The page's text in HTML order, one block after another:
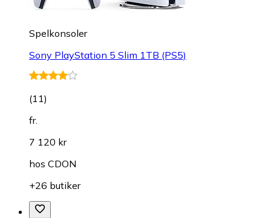
Spelkonsoler
Sony PlayStation 5 Slim 1TB (PS5)
(11)
fr.
7 120 kr
hos CDON
+26 butiker